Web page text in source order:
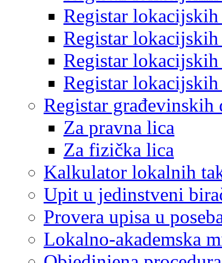
Registar
Registar
Registar
Registar
Registar građevinskih
Za pravna lica
Za fizička lica
Kalkulator lokalnih
Upit u jedinstveni
Provera upisa u
Lokalno-akademska